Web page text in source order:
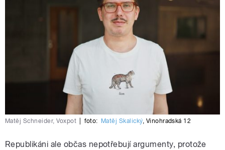
Matěj Schneider, Voxpot foto: Matěj Skalický, Vinohradská 12
Republikáni ale občas nepotřebují argumenty, protože